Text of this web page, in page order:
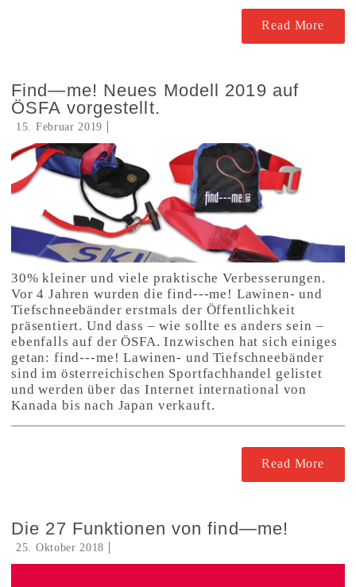
Read More
Find—me! Neues Modell 2019 auf
ÖSFA vorgestellt.
15. Februar 2019
30% kleiner und viele praktische Verbesserungen.
Vor 4 Jahren wurden die find---me! Lawinen- und
Tiefschneebänder erstmals der Öffentlichkeit
präsentiert. Und dass – wie sollte es anders sein –
ebenfalls auf der ÖSFA. Inzwischen hat sich einiges
getan: find---me! Lawinen- und Tiefschneebänder
sind im österreichischen Sportfachhandel gelistet
und werden über das Internet international von
Kanada bis nach Japan verkauft.
Read More
Die 27 Funktionen von find—me!
25. Oktober 2018